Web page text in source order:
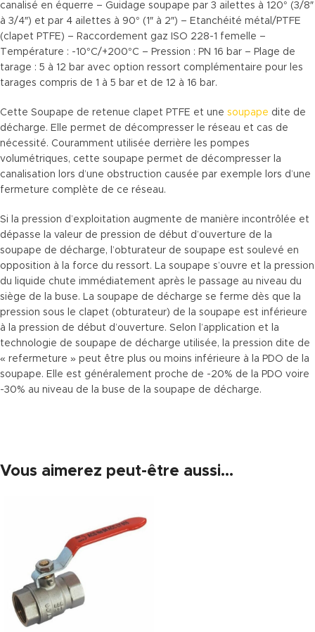
canalisé en équerre – Guidage soupape par 3 ailettes à 120° (3/8″
à 3/4″) et par 4 ailettes à 90° (1″ à 2″) – Etanchéité métal/PTFE
(clapet PTFE) – Raccordement gaz ISO 228-1 femelle –
Température : -10°C/+200°C – Pression : PN 16 bar – Plage de
tarage : 5 à 12 bar avec option ressort complémentaire pour les
tarages compris de 1 à 5 bar et de 12 à 16 bar.
Cette Soupape de retenue clapet PTFE et une soupape dite de
décharge. Elle permet de décompresser le réseau et cas de
nécessité. Couramment utilisée derrière les pompes
volumétriques, cette soupape permet de décompresser la
canalisation lors d’une obstruction causée par exemple lors d’une
fermeture complète de ce réseau.
Si la pression d’exploitation augmente de manière incontrôlée et
dépasse la valeur de pression de début d’ouverture de la
soupape de décharge, l’obturateur de soupape est soulevé en
opposition à la force du ressort. La soupape s’ouvre et la pression
du liquide chute immédiatement après le passage au niveau du
siège de la buse. La soupape de décharge se ferme dès que la
pression sous le clapet (obturateur) de la soupape est inférieure
à la pression de début d’ouverture. Selon l’application et la
technologie de soupape de décharge utilisée, la pression dite de
« refermeture » peut être plus ou moins inférieure à la PDO de la
soupape. Elle est généralement proche de -20% de la PDO voire
-30% au niveau de la buse de la soupape de décharge.
Vous aimerez peut-être aussi…